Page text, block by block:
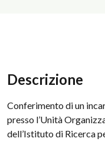
Descrizione
Conferimento di un
presso l’Unità
dell’Istituto di Ricerca